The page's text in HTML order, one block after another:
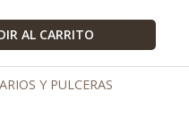
AL CARRITO
Y PULCERAS